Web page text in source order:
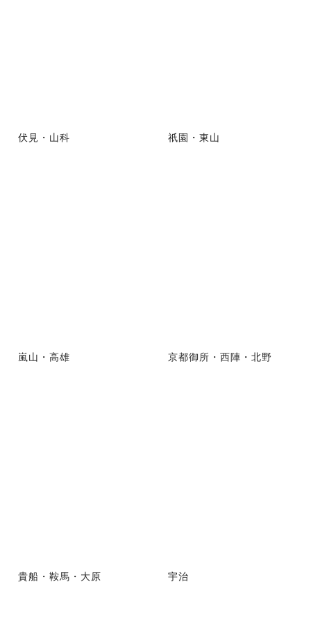
伏見・山科 祇園・東山
嵐山・高雄 京都御所・西陣・北野
貴船・鞍馬・大原 宇治